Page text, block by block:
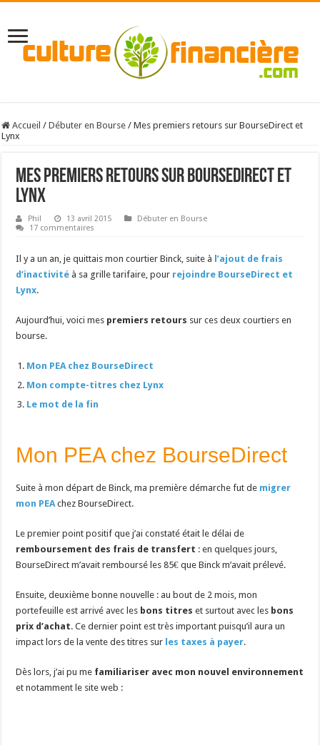
Accueil / Débuter en Bourse / Mes premiers retours sur BourseDirect et
Lynx
Mes premiers retours sur BourseDirect et
Lynx
Phil 13 avril 2015
Débuter en Bourse
17 commentaires
Il y a un an, je quittais mon courtier Binck, suite à l’ajout de frais
d’inactivité à sa grille tarifaire, pour rejoindre BourseDirect et
Lynx.
Aujourd’hui, voici mes premiers retours sur ces deux courtiers en
bourse.
Mon PEA chez BourseDirect
Mon compte-titres chez Lynx
Le mot de la fin
Mon PEA chez BourseDirect
Suite à mon départ de Binck, ma première démarche fut de migrer
mon PEAchez BourseDirect.
Le premier point positif que j’ai constaté était le délai de
remboursement des frais de transfert : en quelques jours,
BourseDirect m’avait remboursé les 85€ que Binck m’avait prélevé.
Ensuite, deuxième bonne nouvelle : au bout de 2 mois, mon
portefeuille est arrivé avec les bons titres et surtout avec les bons
prix d’achat. Ce dernier point est très important puisqu’il aura un
impact lors de la vente des titres sur les taxes à payer.
Dès lors, j’ai pu me familiariser avec mon nouvel environnement
et notamment le site web :